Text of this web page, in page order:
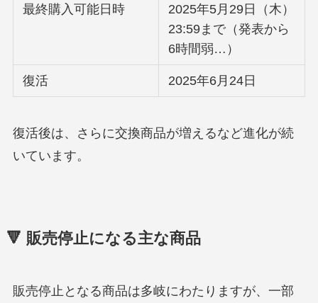
最終購入可能日時
2025年5月29日（木）
23:59まで（発表から
6時間弱…）
復活 2025年6月24日
復活後は、さらに交換商品が増えるなど進化が続
いています。
🔻 販売停止になる主な商品
販売停止となる商品は多岐にわたりますが、一部